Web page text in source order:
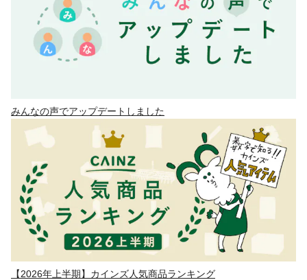
みんなの声でアップデートしました
【2026年上半期】カインズ人気商品ランキング